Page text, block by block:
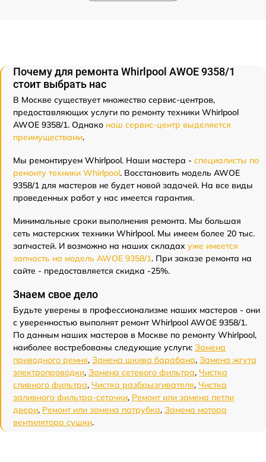
Почему для ремонта Whirlpool AWOE 9358/1
стоит выбрать нас
В Москве существует множество сервис-центров,
предоставляющих услуги по ремонту техники Whirlpool
AWOE 9358/1. Однако наш сервис-центр выделяется
преимуществами.
Мы ремонтируем Whirlpool. Наши мастера - специалисты по
ремонту техники Whirlpool. Восстановить модель AWOE
9358/1 для мастеров не будет новой задачей. На все виды
проведенных работ у нас имеется гарантия.
Минимальные сроки выполнения ремонта. Мы большая
сеть мастерских техники Whirlpool. Мы имеем более 20 тыс.
запчастей. И возможно на наших складах уже имеется
запчасть на модель AWOE 9358/1. При заказе ремонта на
сайте - предоставляется скидка -25%.
Знаем свое дело
Будьте уверены в профессионализме наших мастеров - они
с уверенностью выполнят ремонт Whirlpool AWOE 9358/1.
По данным наших мастеров в Москве по ремонту Whirlpool,
наиболее востребованы следующие услуги: Замена
приводного ремня, Замена шкива барабана, Замена жгута
электропроводки, Замена сетевого фильтра, Чистка
сливного фильтра, Чистка разбрызгивателя, Чистка
заливного фильтра-сеточки, Ремонт или замена петли
двери, Ремонт или замена патрубка, Замена мотора
вентилятора сушки.